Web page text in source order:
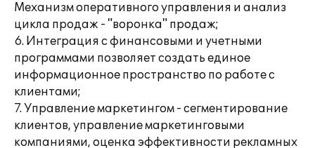
Механизм оперативного управления и анализ
цикла продаж - "воронка" продаж;
6. Интеграция с финансовыми и учетными
программами позволяет создать единое
информационное пространство по работе с
клиентами;
7. Управление маркетингом - сегментирование
клиентов, управление маркетинговыми
компаниями, оценка эффективности рекламных